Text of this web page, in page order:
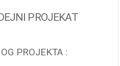
PROJEKAT
PROJEKTA :